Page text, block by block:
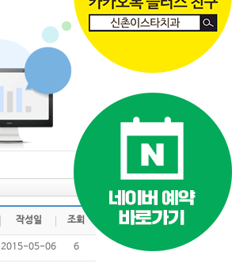
작성일 조회
2015-05-06 6